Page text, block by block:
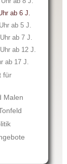
ab 6 J.
ab 5 J.
ab 7 J.
ab 12 J.
ab 17 J.
für
Malen